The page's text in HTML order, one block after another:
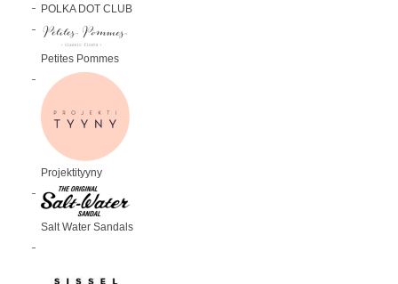
POLKA DOT CLUB
Petites Pommes
Projektityyny
Salt Water Sandals